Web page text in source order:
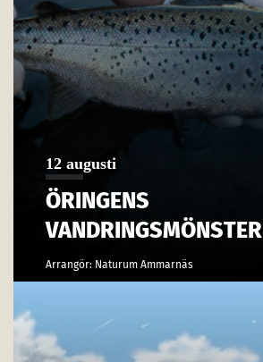
12 augusti
ÖRINGENS
VANDRINGSMÖNSTER
Arrangör: Naturum Ammarnäs